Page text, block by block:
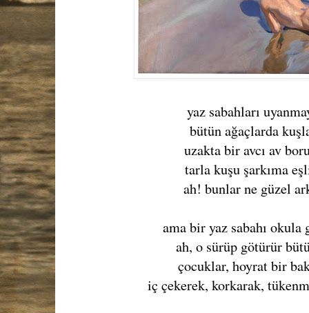
yaz sabahları
bütün ağaçlarda
uzakta bir avcı av
tarla kuşu şarkıma
ah! bunlar ne güzel
ama bir yaz sabahı
ah, o sürüp götürür
çocuklar, hoyrat bir
iç çekerek, korkarak,